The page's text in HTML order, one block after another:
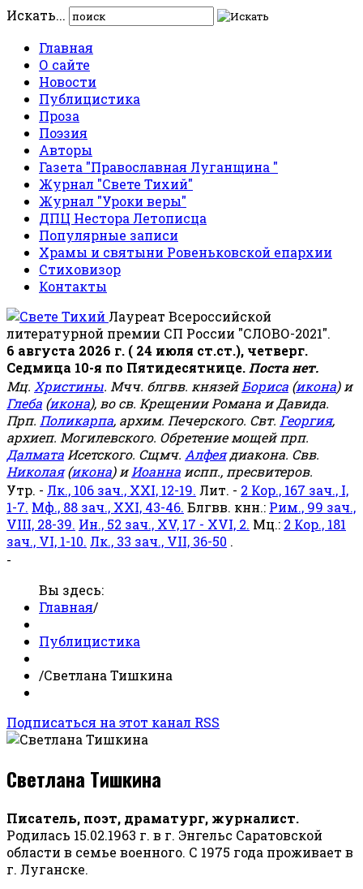
Искать...
Главная
О сайте
Новости
Публицистика
Проза
Поэзия
Авторы
Газета "Православная Луганщина "
Журнал "Свете Тихий"
Журнал "Уроки веры"
ДПЦ Нестора Летописца
Популярные записи
Храмы и святыни Ровеньковской епархии
Стиховизор
Контакты
Лауреат Всероссийской
литературной премии СП России "СЛОВО-2021".
6 августа 2026 г. ( 24 июля ст.ст.), четверг.
Седмица 10-я по Пятидесятнице. Поста нет.
Мц. Христины. Мчч. блгвв. князейБориса (икона) и
Глеба (икона), во св. Крещении Романа и Давида.
Прп. Поликарпа, архим. Печерского. Свт. Георгия,
архиеп. Могилевского. Обретение мощей прп.
Далмата Исетского. Сщмч. Алфеядиакона. Свв.
Николая(икона) иИоанна испп., пресвитеров.
Утр. - Лк., 106 зач., XXI, 12-19. Лит. - 2 Кор., 167 зач., I,
1-7. Мф., 88 зач., XXI, 43-46. Блгвв. кнн.: Рим., 99 зач.,
VIII, 28-39. Ин., 52 зач., XV, 17 - XVI, 2. Мц.: 2 Кор., 181
зач., VI, 1-10. Лк., 33 зач., VII, 36-50 .
-
Вы здесь:
Главная/
Публицистика
/Светлана Тишкина
Подписаться на этот канал RSS
Светлана Тишкина
Писатель, поэт, драматург, журналист.
Родилась 15.02.1963 г. в г. Энгельс Саратовской
области в семье военного. С 1975 года проживает в
г. Луганске.